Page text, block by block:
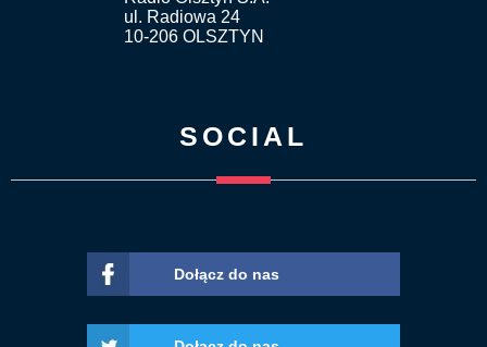
ul. Radiowa 24
10-206 OLSZTYN
SOCIAL
Dołącz do nas